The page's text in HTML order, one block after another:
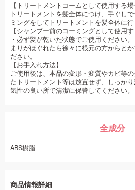
【トリートメントコームとして使用する場
トリートメントを髪全体につけ、手ぐし
ミングをしてトリートメントを髪全体に行
【シャンプー前のコーミングとして使用す
・必ず髪が乾いた状態でご使用ください
まりがほぐれたら徐々に根元の方からと
ださい。
【お手入れ方法】
ご使用後は、本品の変形・変質やカビ等
たトリートメント等は放置せず、しっか
気性の良い所で清潔に保管してください。
全成分
ABS樹脂
商品情報詳細